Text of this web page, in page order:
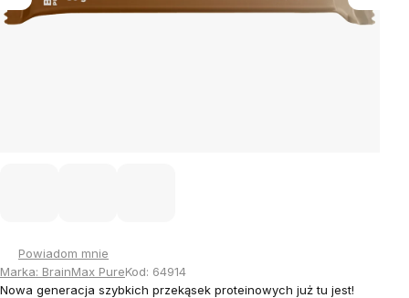
Powiadom mnie
Marka: BrainMax PureKod: 64914
Nowa generacja szybkich przekąsek proteinowych już tu jest!